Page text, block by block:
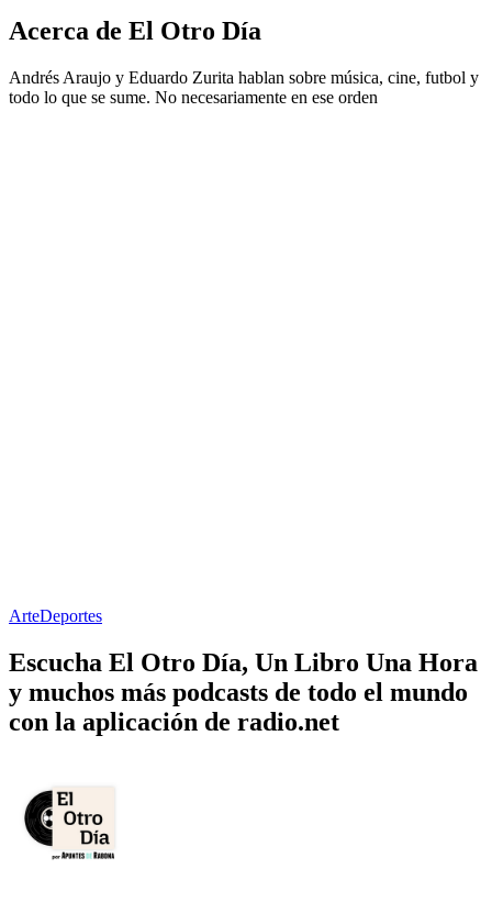
Acerca de El Otro Día
Andrés Araujo y Eduardo Zurita hablan sobre música, cine, futbol y
todo lo que se sume. No necesariamente en ese orden
ArteDeportes
Escucha El Otro Día, Un Libro Una Hora
y muchos más podcasts de todo el mundo
con la aplicación de radio.net